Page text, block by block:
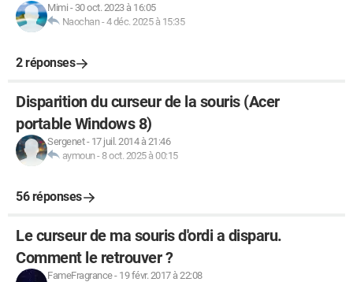
Mimi - 30 oct. 2023 à 16:05
Naochan-4 déc. 2025 à 15:35
2 réponses
Disparition du curseur de la souris (Acer
portable Windows 8)
Sergenet- 17 juil. 2014 à 21:46
aymoun- 8 oct. 2025 à 00:15
56 réponses
Le curseur de ma souris d'ordi a disparu.
Comment le retrouver ?
FameFragrance- 19 févr. 2017 à 22:08